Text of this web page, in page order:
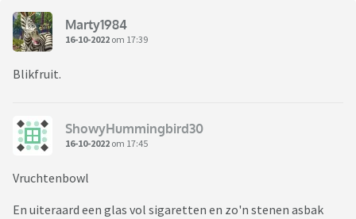
Marty1984
16-10-2022 om 17:39
Blikfruit.
ShowyHummingbird30
16-10-2022 om 17:45
Vruchtenbowl
En uiteraard een glas vol sigaretten en zo'n stenen asbak